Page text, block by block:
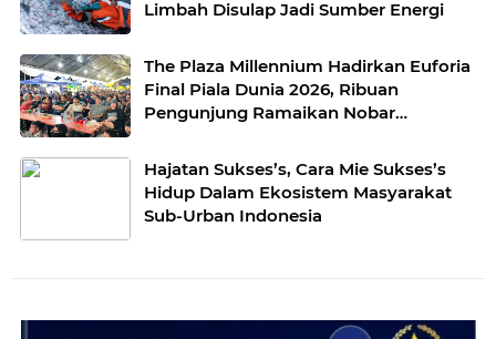
Limbah Disulap Jadi Sumber Energi
The Plaza Millennium Hadirkan Euforia
Final Piala Dunia 2026, Ribuan
Pengunjung Ramaikan Nobar
Hajatan Sukses’s, Cara Mie Sukses’s
Hidup Dalam Ekosistem Masyarakat
Sub-Urban Indonesia